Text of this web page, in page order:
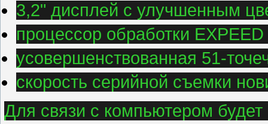
3,2" дисплей с улучшенным
процессор обработки EXPEED
усовершенствованная 51-
скорость серийной съемки
Для связи с компьютером будет